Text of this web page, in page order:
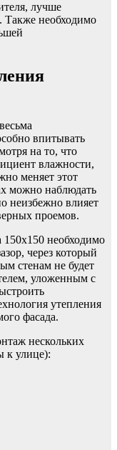
лучше
Также необходимо
впитывать
на то, что
влажности,
меняет этот
можно наблюдать
неизбежно влияет
проемов.
необходимо
через который
стенам не будет
уложенным с
утепления
фасада.
нескольких
к улице):